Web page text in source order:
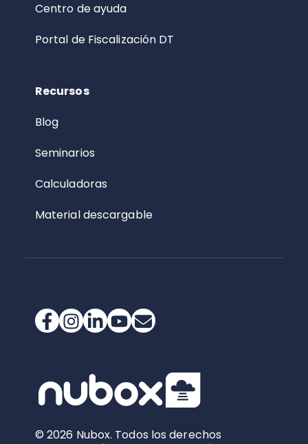
Centro de ayuda
Portal de Fiscalización DT
Recursos
Blog
Seminarios
Calculadoras
Material descargable
© 2026 Nubox. Todos los derechos